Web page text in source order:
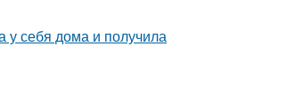
у себя дома и получила